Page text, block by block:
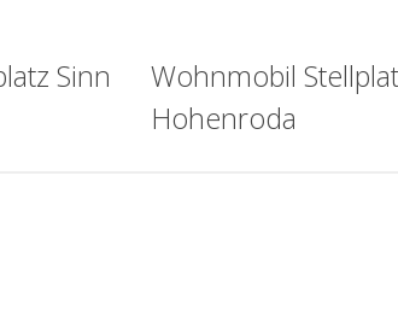
Sinn
Wohnmobil
Hohenroda